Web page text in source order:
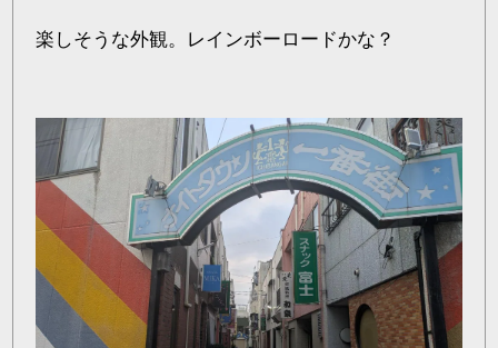
楽しそうな外観。レインボーロードかな？